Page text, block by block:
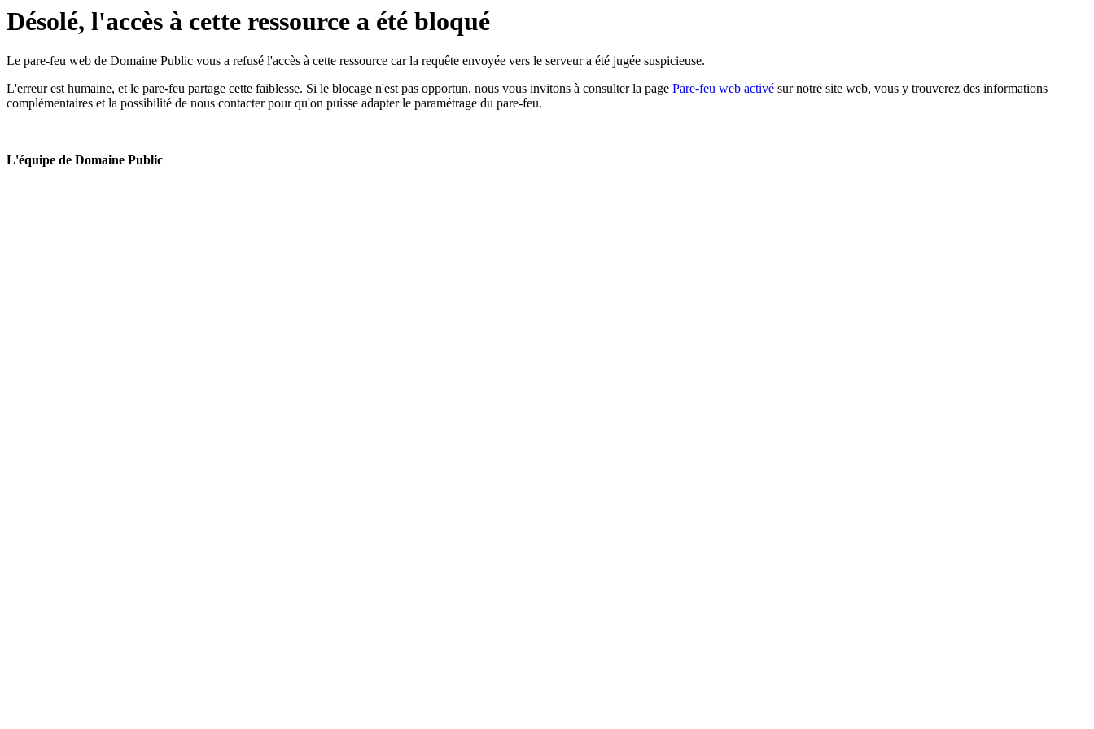
Désolé, l'accès à cette ressource a été bloqué
Le pare-feu web de Domaine Public vous a refusé l'accès à cette ressource car la requête envoyée vers le serveur a été jugée suspicieuse.
L'erreur est humaine, et le pare-feu partage cette faiblesse. Si le blocage n'est pas opportun, nous vous invitons à consulter la page Pare-feu web activé sur notre site web, vous y trouverez des informations
complémentaires et la possibilité de nous contacter pour qu'on puisse adapter le paramétrage du pare-feu.
L'équipe de Domaine Public